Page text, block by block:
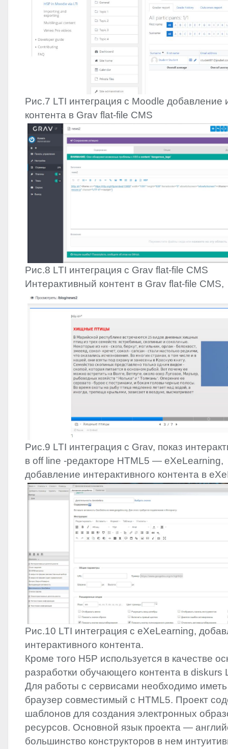
Рис.7 LTI интеграция с Moodle добавление
контента в Grav flat-file CMS
Рис.8 LTI интеграция с Grav flat-file CMS
Интерактивный контент в Grav flat-file CMS,
Рис.9 LTI интеграция с Grav, показ
в off line -редакторе HTML5 — eXeLearning,
добавление интерактивного контента в
Рис.10 LTI интеграция с eXeLearning,
интерактивного контента.
Кроме того H5P используется в качестве
разработки обучающего контента в diskurs
Для работы с сервисами необходимо
браузер совместимый с HTML5. Проект
шаблонов для создания электронных
ресурсов. Основной язык проекта —
большинство конструкторов в нем